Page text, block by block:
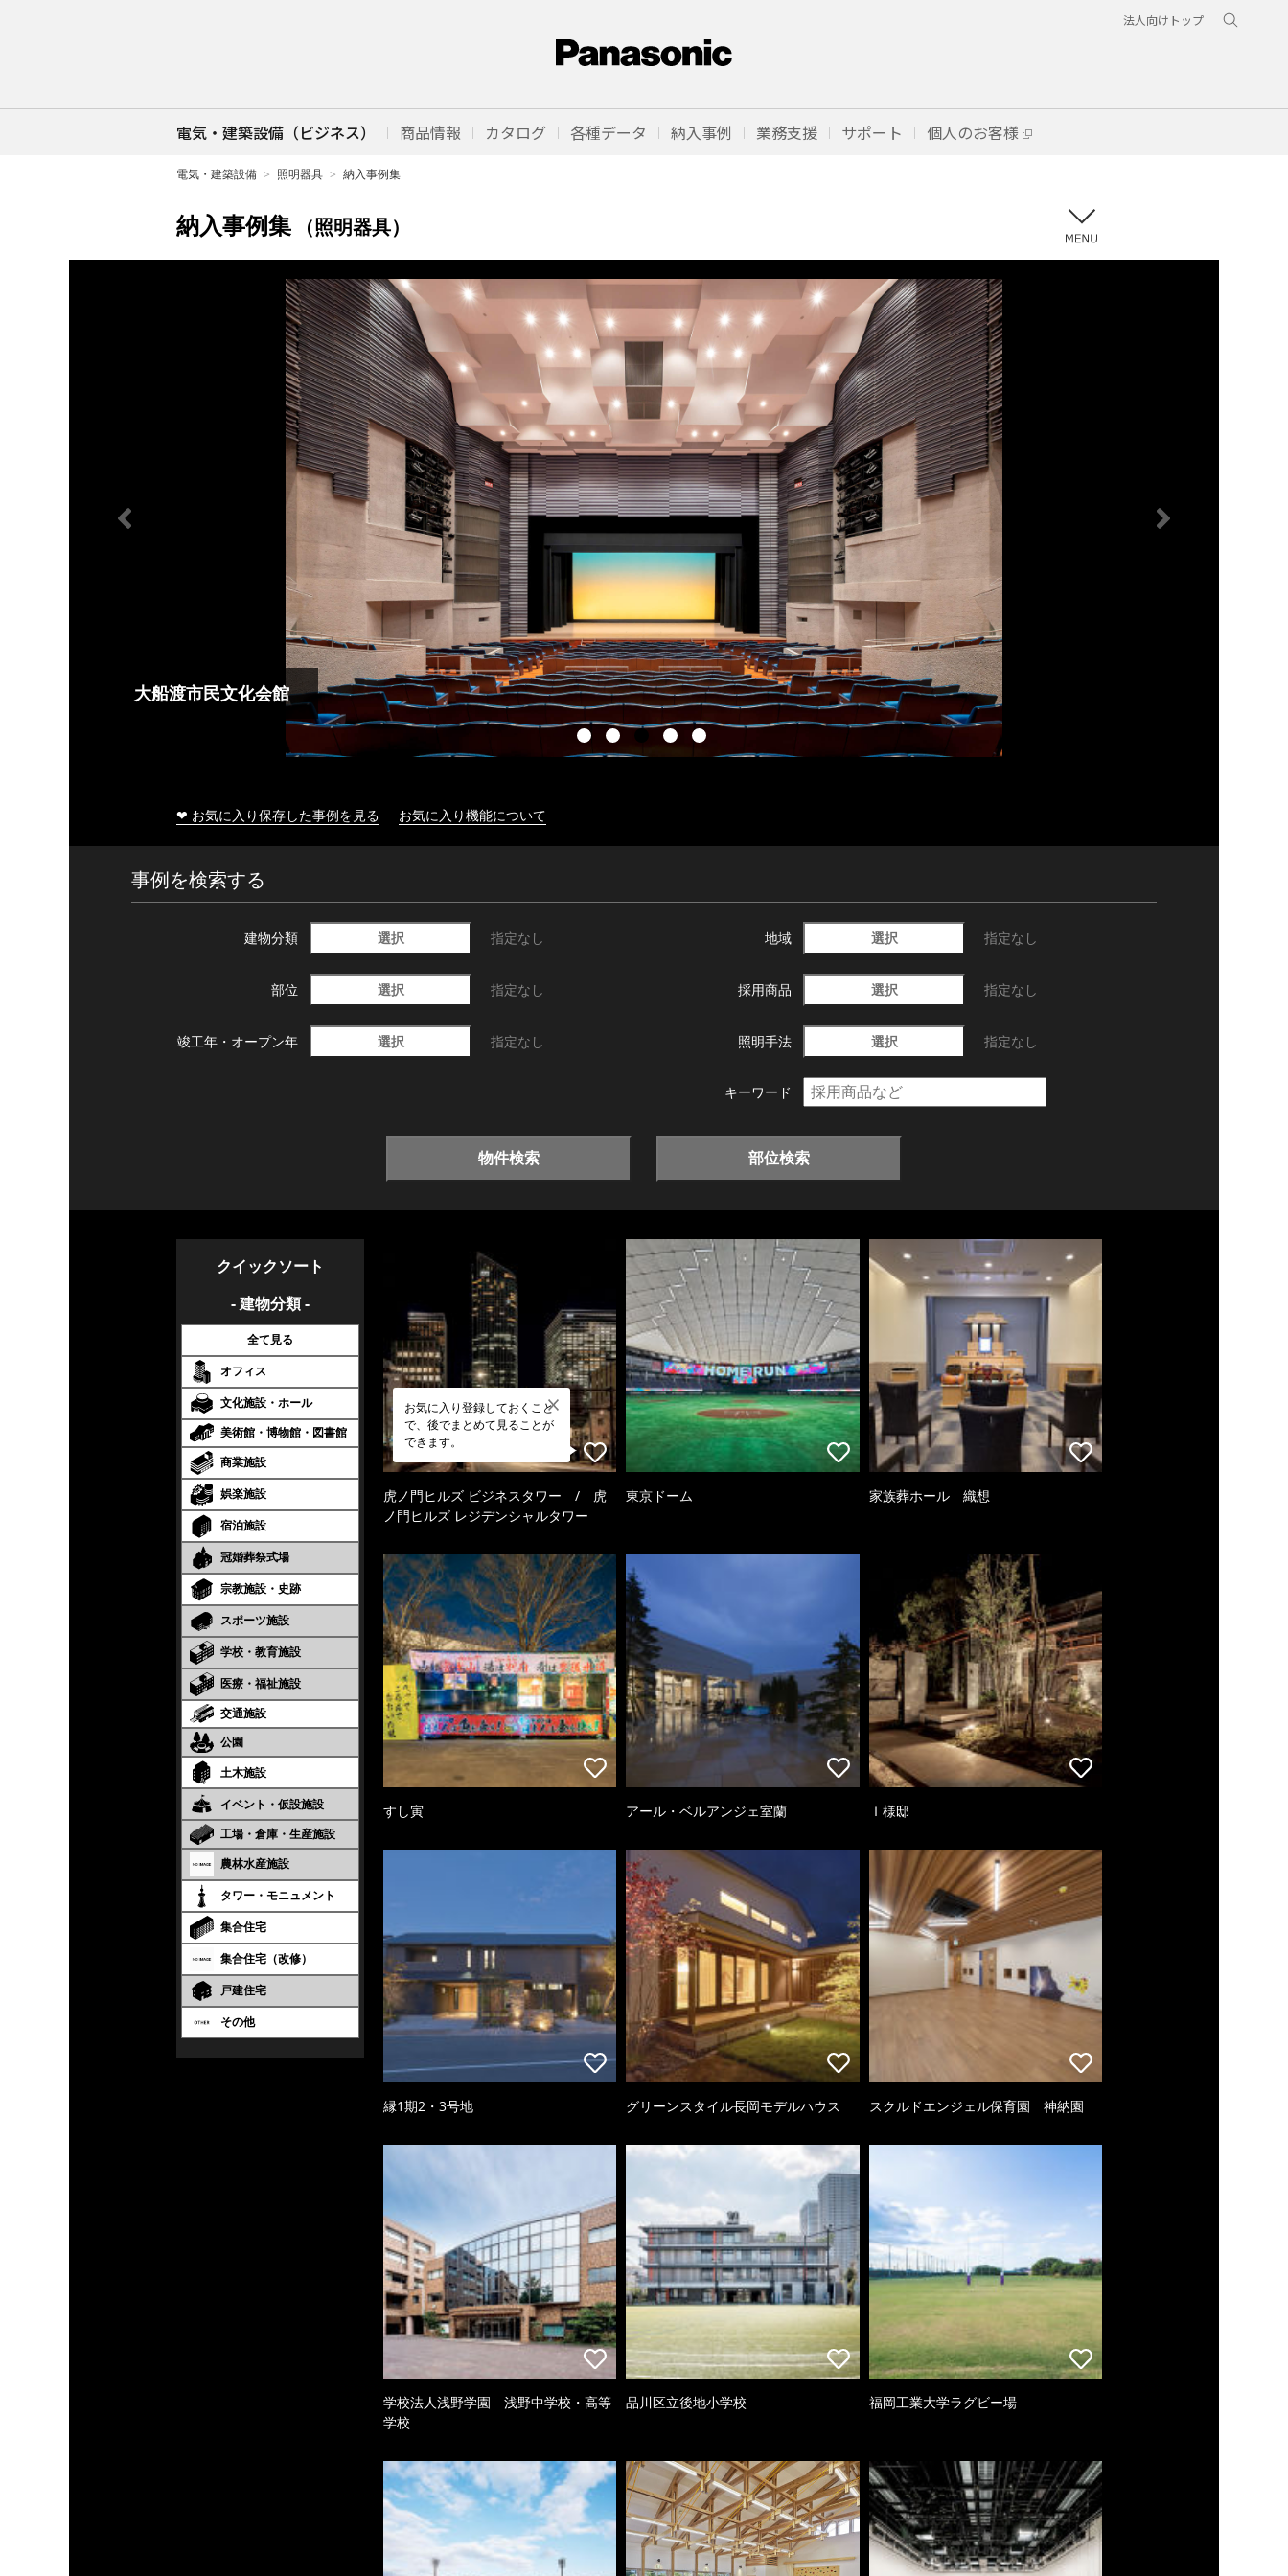
法人向けトップ
電気・建築設備（ビジネス） 商品情報 カタログ 各種データ 納入事例 業務支援 サポート 個人のお客様
電気・建築設備 照明器具 納入事例集
納入事例集 （照明器具）
大船渡市民文化会館
❤ お気に入り保存した事例を見る お気に入り機能について
事例を検索する
建物分類 選択 指定なし 地域 選択 指定なし
部位 選択 指定なし 採用商品 選択 指定なし
竣工年・ オープン年 選択 指定なし 照明手法 選択 指定なし
キーワード
物件検索 部位検索
クイックソート
- 建物分類 -
全て見る
オフィス
文化施設・ホール
美術館・博物館・図書館
商業施設
娯楽施設
宿泊施設
冠婚葬祭式場
宗教施設・史跡
スポーツ施設
学校・教育施設
医療・福祉施設
交通施設
公園
土木施設
イベント・仮設施設
工場・倉庫・生産施設
農林水産施設
タワー・モニュメント
集合住宅
集合住宅（改修）
戸建住宅
その他
お気に入り登録しておくこと
で、後でまとめて見ることが
できます。
虎ノ門ヒルズ ビジネスタワー / 虎
ノ門ヒルズ レジデンシャルタワー
東京ドーム 家族葬ホール 織想
すし寅 アール・ベルアンジェ室蘭 Ｉ様邸
縁1期2・3号地 グリーンスタイル長岡モデルハウス スクルドエンジェル保育園 神納園
学校法人浅野学園 浅野中学校・高等
学校
品川区立後地小学校 福岡工業大学ラグビー場